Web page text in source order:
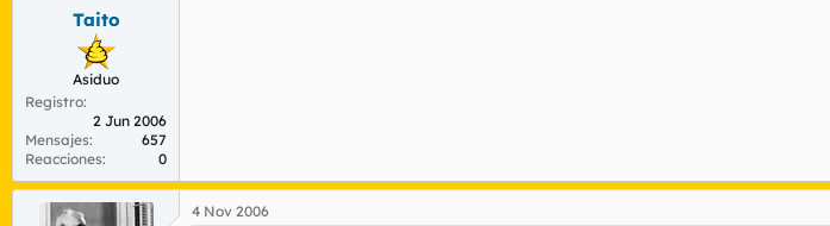
Taito
Asiduo
Registro
2 Jun 2006
Mensajes
657
Reacciones
0
4 Nov 2006